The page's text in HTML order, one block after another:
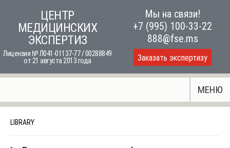
content
ЦЕНТР
МЕДИЦИНСКИХ
ЭКСПЕРТИЗ
Лицензия № Л041-01137-77 / 00288849
от 21 августа 2013 года
Мы на связи!
+7 (995) 100-33-22
888@fse.ms
Заказать экспертизу
МЕНЮ
LIBRARY